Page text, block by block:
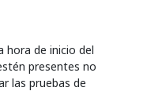
hora de inicio del
presentes no
las pruebas de